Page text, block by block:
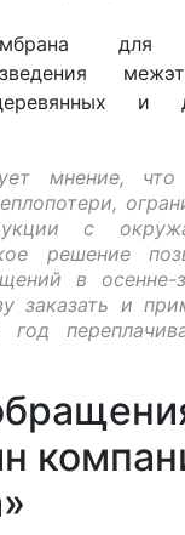
для
и
мнение, что
с
решение
в осенне-
заказать и